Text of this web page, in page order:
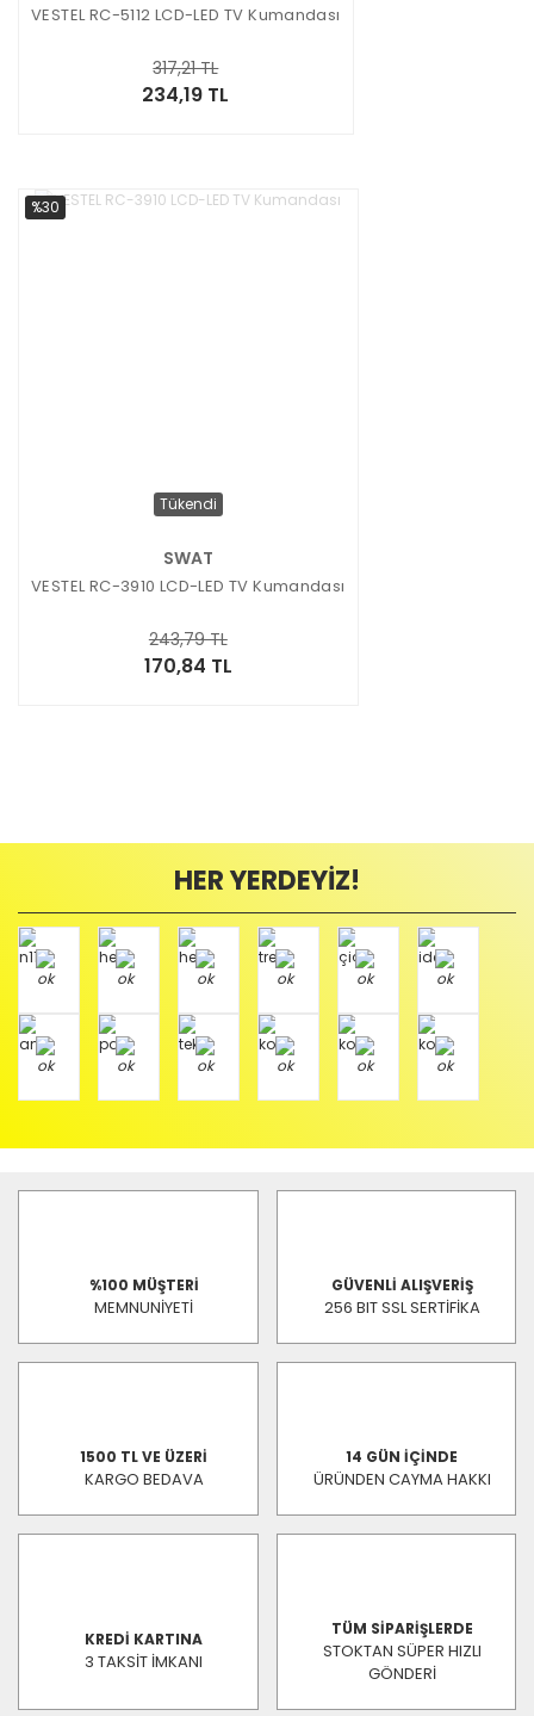
VESTEL RC-5112 LCD-LED TV Kumandası
234,19 TL
317,21 TL
%30
Tükendi
SWAT
VESTEL RC-3910 LCD-LED TV Kumandası
170,84 TL
243,79 TL
HER YERDEYİZ!
%100 MÜŞTERİ
MEMNUNİYETİ
GÜVENLİ ALIŞVERİŞ
256 BIT SSL SERTİFİKA
1500 TL VE ÜZERİ
KARGO BEDAVA
14 GÜN İÇİNDE
ÜRÜNDEN CAYMA HAKKI
KREDİ KARTINA
3 TAKSİT İMKANI
TÜM SİPARİŞLERDE
STOKTAN SÜPER HIZLI
GÖNDERİ